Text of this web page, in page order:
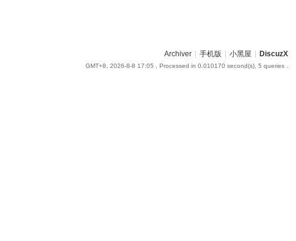
Archiver 手机版 小黑屋 DiscuzX
GMT+8, 2026-8-8 17:05 , Processed in 0.010170 second(s), 5 queries .